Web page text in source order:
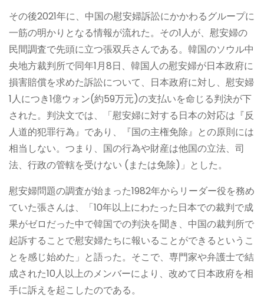
その後2021年に、中国の慰安婦訴訟にかかわるグループに
一筋の明かりとなる情報が流れた。その1人が、慰安婦の
民間調査で先頭に立つ張双兵さんである。韓国のソウル中
央地方裁判所で同年1月8日、韓国人の慰安婦が日本政府に
損害賠償を求めた訴訟について、日本政府に対し、慰安婦
1人につき1億ウォン(約59万元)の支払いを命じる判決が下
された。判決文では、「慰安婦に対する日本の対応は『反
人道的犯罪行為』であり、『国の主権免除』との原則には
相当しない。つまり、国の行為や財産は他国の立法、司
法、行政の管轄を受けない (または免除)」とした。
慰安婦問題の調査が始まった1982年からリーダー役を務め
ていた張さんは、「10年以上にわたった日本での裁判で成
果がゼロだった中で韓国での判決を聞き、中国の裁判所で
起訴することで慰安婦たちに報いることができるというこ
とを感じ始めた」と語った。そこで、専門家や弁護士で結
成された10人以上のメンバーにより、改めて日本政府を相
手に訴えを起こしたのである。